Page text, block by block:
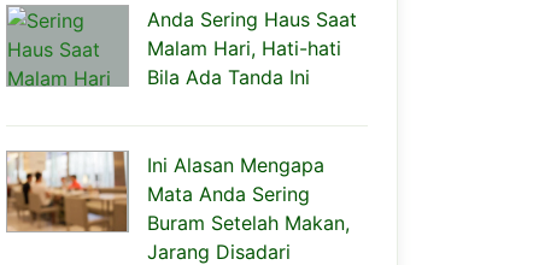
Anda Sering Haus Saat
Malam Hari, Hati-hati
Bila Ada Tanda Ini
Ini Alasan Mengapa
Mata Anda Sering
Buram Setelah Makan,
Jarang Disadari